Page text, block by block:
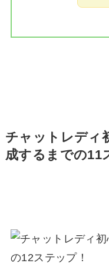
チャットレディ
成するまでの11